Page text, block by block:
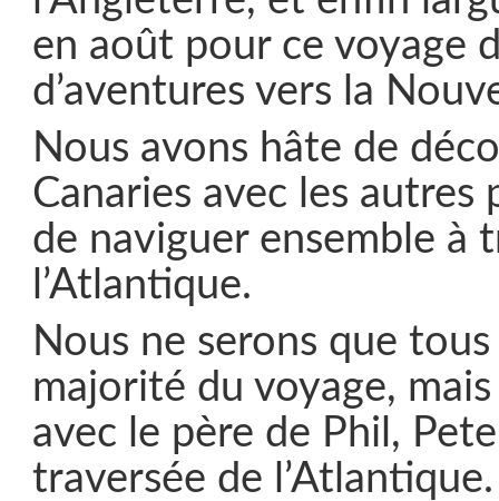
en août pour ce voyage
d’aventures vers la
Nous avons hâte de
Canaries avec les autres
de naviguer ensemble à
l’Atlantique.
Nous ne serons que
majorité du voyage,
avec le père de Phil,
traversée de l’Atlantique.